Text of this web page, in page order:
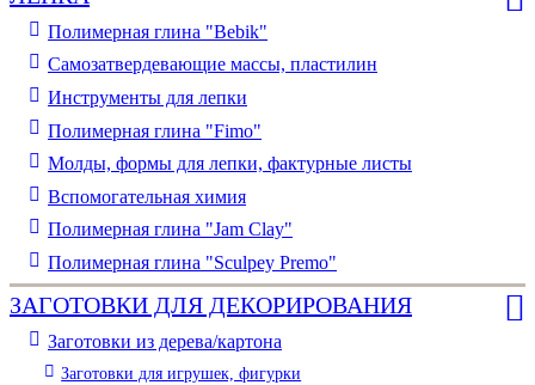
Полимерная глина "Bebik"
Самозатвердевающие массы, пластилин
Инструменты для лепки
Полимерная глина "Fimo"
Молды, формы для лепки, фактурные листы
Вспомогательная химия
Полимерная глина "Jam Clay"
Полимерная глина "Sculpey Premo"
ЗАГОТОВКИ ДЛЯ ДЕКОРИРОВАНИЯ
Заготовки из дерева/картона
Заготовки для игрушек, фигурки